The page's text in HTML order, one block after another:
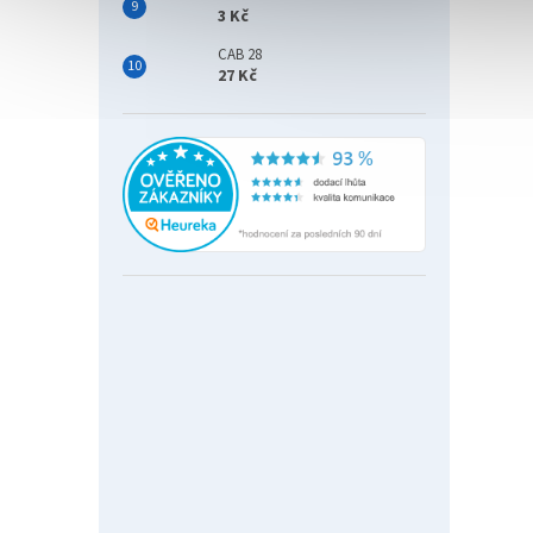
3 Kč
CAB 28
27 Kč